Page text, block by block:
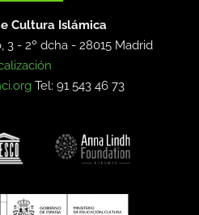
Cultura Islámica
3 - 2º dcha -28015 Madrid
Tel: 91 543 46 73